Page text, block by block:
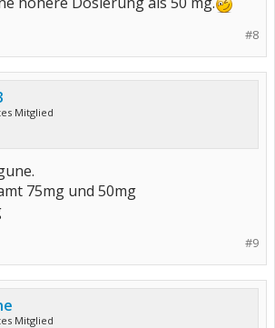
#8
Mitglied
75mg und 50mg
#9
Mitglied